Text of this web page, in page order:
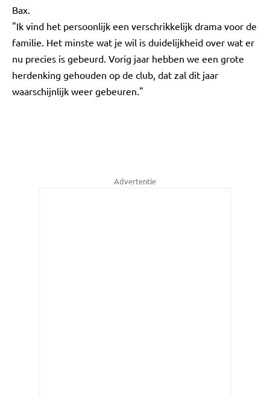
Bax.
"Ik vind het persoonlijk een verschrikkelijk drama voor de
familie. Het minste wat je wil is duidelijkheid over wat er
nu precies is gebeurd. Vorig jaar hebben we een grote
herdenking gehouden op de club, dat zal dit jaar
waarschijnlijk weer gebeuren."
Advertentie